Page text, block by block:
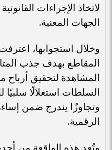
لاتخاذ الإجراءات
الجهات المعنية.
وخلال استجوابها،
المقاطع بهدف جذب
المشاهدة لتحقيق أرباح
السلطات استغلالًا سلبيًا
وتجاوزًا يندرج ضمن
الرقمية.
وتُعد هذه الواقعة من